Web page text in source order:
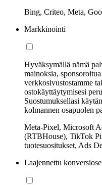
Bing, Criteo, Meta,
Markkinointi
Hyväksymällä nämä
mainoksia,
verkkosivustostamme
ostokäyttäytymisesi
Suostumuksellasi
kolmannen osapuolen
Meta-Pixel, Microsoft
(RTBHouse), TikTok
tuotesuositukset, Ads
Laajennettu